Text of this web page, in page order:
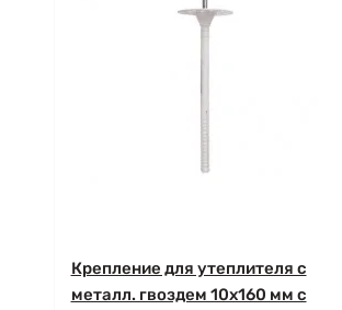
Крепление для утеплителя с
металл. гвоздем 10x160 мм с